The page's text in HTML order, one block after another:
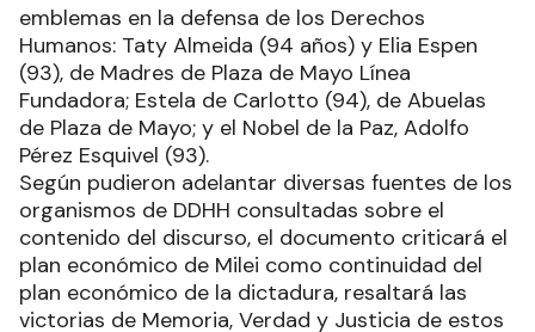
emblemas en la defensa de los Derechos
Humanos: Taty Almeida (94 años) y Elia Espen
(93), de Madres de Plaza de Mayo Línea
Fundadora; Estela de Carlotto (94), de Abuelas
de Plaza de Mayo; y el Nobel de la Paz, Adolfo
Pérez Esquivel (93).
Según pudieron adelantar diversas fuentes de los
organismos de DDHH consultadas sobre el
contenido del discurso, el documento criticará el
plan económico de Milei como continuidad del
plan económico de la dictadura, resaltará las
victorias de Memoria, Verdad y Justicia de estos